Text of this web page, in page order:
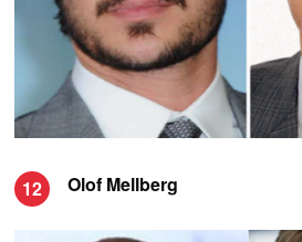
12 Olof Mellberg